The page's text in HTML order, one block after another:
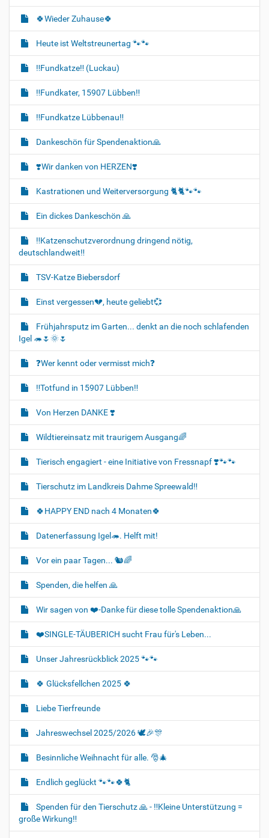
🍀Wieder Zuhause🍀
Heute ist Weltstreunertag 🐾🐾
‼️Fundkatze‼️ (Luckau)
‼️Fundkater, 15907 Lübben‼️
‼️Fundkatze Lübbenau‼️
Dankeschön für Spendenaktion🙏
❣️Wir danken von HERZEN❣️
Kastrationen und Weiterversorgung 🐈‍🐈🐾🐾
Ein dickes Dankeschön 🙏
‼️Katzenschutzverordnung dringend nötig,
deutschlandweit‼️
TSV-Katze Biebersdorf
Einst vergessen💔, heute geliebt💞
Frühjahrsputz im Garten... denkt an die noch schlafenden
Igel 🦔🌷🌞🌷
❓️Wer kennt oder vermisst mich❓️
‼️Totfund in 15907 Lübben‼️
Von Herzen DANKE ❣️
Wildtiereinsatz mit traurigem Ausgang🌈
Tierisch engagiert - eine Initiative von Fressnapf ❣️🐾🐾
Tierschutz im Landkreis Dahme Spreewald‼️
🍀HAPPY END nach 4 Monaten🍀
Datenerfassung Igel🦔. Helft mit!
Vor ein paar Tagen... 🐿🌈
Spenden, die helfen 🙏
Wir sagen von ❤️-Danke für diese tolle Spendenaktion🙏
❤️SINGLE-TÄUBERICH sucht Frau für's Leben...
Unser Jahresrückblick 2025 🐾🐾
🍀 Glücksfellchen 2025 🍀
Liebe Tierfreunde
Jahreswechsel 2025/2026 🕊🎉🎊
Besinnliche Weihnacht für alle. 🎅🎄
Endlich geglückt 🐾🐾🍀🐈‍
Spenden für den Tierschutz 🙏 - ‼️Kleine Unterstützung =
große Wirkung‼️